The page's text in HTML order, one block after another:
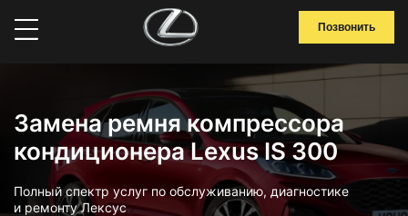
Позвонить
Замена ремня компрессора
кондиционера Lexus IS 300
Полный спектр услуг по обслуживанию, диагностике
и ремонту Лексус